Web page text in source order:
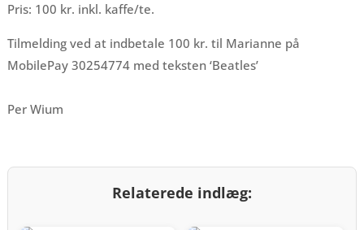
Pris: 100 kr. inkl. kaffe/te.
Tilmelding ved at indbetale 100 kr. til Marianne på
MobilePay 30254774 med teksten ‘Beatles’
Per Wium
Relaterede indlæg: